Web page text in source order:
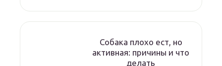
Собака плохо ест, но
активная: причины и что
делать